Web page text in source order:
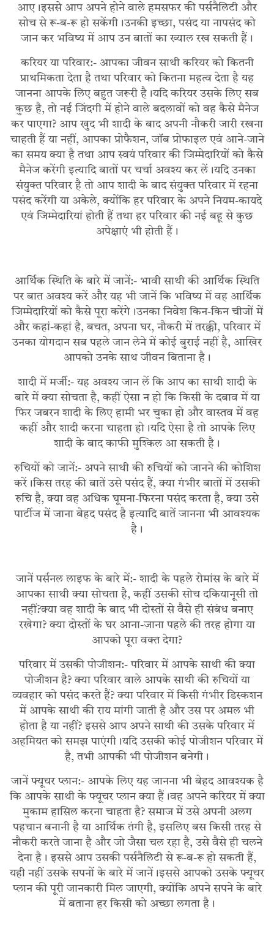
आए।इससे आप अपने होने वाले हमसफर की पर्सनैलिटी और
सोच से रू-ब-रू हो सकेंगी।उनकी इच्छा, पसंद या नापसंद को
जान कर भविष्य में आप उन बातों का ख्याल रख सकती हैं।
करियर या परिवार:- आपका जीवन साथी करियर को कितनी
प्राथमिकता देता है तथा परिवार को कितना महत्व देता है यह
जानना आपके लिए बहुत जरूरी है।यदि करियर उसके लिए सब
कुछ है, तो नई जिंदगी में होने वाले बदलावों को वह कैसे मैनेज
कर पाएगा? आप खुद भी शादी के बाद अपनी नौकरी जारी रखना
चाहती हैं या नहीं, आपका प्रोफैशन, जॉब प्रोफाइल एवं आने-जाने
का समय क्या है तथा आप स्वयं परिवार की जिम्मेदारियों को कैसे
मैनेज करेंगी इत्यादि बातों पर चर्चा अवश्य कर लें।यदि उनका
संयुक्त परिवार है तो आप शादी के बाद संयुक्त परिवार में रहना
पसंद करेंगी या अकेले, क्योंकि हर परिवार के अपने नियम-कायदे
एवं जिम्मेदारियां होती हैं तथा हर परिवार की नई बहू से कुछ
अपेक्षाएं भी होती हैं।
आर्थिक स्थिति के बारे में जानें:- भावी साथी की आर्थिक स्थिति
पर बात अवश्य करें और यह भी जानें कि भविष्य में वह आर्थिक
जिम्मेदारियों को कैसे पूरा करेंगे।उनका निवेश किन-किन चीजों में
और कहां-कहां है, बचत, अपना घर, नौकरी में तरक्की, परिवार में
उनका योगदान सब पहले जान लेने में कोई बुराई नहीं है, आखिर
आपको उनके साथ जीवन बिताना है।
शादी में मर्जी:- यह अवश्य जान लें कि आप का साथी शादी के
बारे में क्या सोचता है, कहीं ऐसा न हो कि किसी के दबाव में या
फिर जबरन शादी के लिए हामी भर चुका हो और वास्तव में वह
कहीं और शादी करना चाहता हो।यदि ऐसा है तो आपके लिए
शादी के बाद काफी मुश्किल आ सकती है।
रुचियों को जानें:- अपने साथी की रुचियों को जानने की कोशिश
करें।किस तरह की बातें उसे पसंद हैं, क्या गंभीर बातों में उसकी
रुचि है, क्या वह अधिक घूमना-फिरना पसंद करता है, क्या उसे
पार्टीज में जाना बेहद पसंद है इत्यादि बातें जानना भी आवश्यक
है।
जानें पर्सनल लाइफ के बारे में:- शादी के पहले रोमांस के बारे में
आपका साथी क्या सोचता है, कहीं उसकी सोच दकियानूसी तो
नहीं?क्या वह शादी के बाद भी दोस्तों से वैसे ही संबंध बनाए
रखेगा? क्या दोस्तों के घर आना-जाना पहले की तरह होगा या
आपको पूरा वक्त देगा?
परिवार में उसकी पोजीशन:- परिवार में आपके साथी की क्या
पोजीशन है? क्या परिवार वाले आपके साथी की रुचियों या
व्यवहार को पसंद करते हैं? क्या परिवार में किसी गंभीर डिस्कशन
में आपके साथी की राय मांगी जाती है और उस पर अमल भी
होता है या नहीं? इससे आप अपने साथी की उसके परिवार में
अहमियत को समझ पाएंगी।यदि उसकी कोई पोजीशन परिवार में
है, तभी आपकी भी पोजीशन बनेगी।
जानें फ्यूचर प्लान:- आपके लिए यह जानना भी बेहद आवश्यक है
कि आपके साथी के फ्यूचर प्लान क्या हैं।वह अपने करियर में क्या
मुकाम हासिल करना चाहता है? समाज में उसे अपनी अलग
पहचान बनानी है या आर्थिक तंगी है, इसलिए बस किसी तरह से
नौकरी करते जाना है और जो जैसा चल रहा है, उसे वैसे ही चलने
देना है। इससे आप उसकी पर्सनैलिटी से रू-ब-रू हो सकती हैं,
यही नहीं उसके सपनों के बारे में जानें।इससे आपको उसके फ्यूचर
प्लान की पूरी जानकारी मिल जाएगी, क्योंकि अपने सपने के बारे
में बताना हर किसी को अच्छा लगता है।